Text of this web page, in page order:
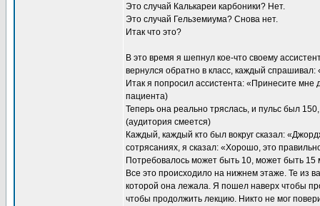
Это случай Калькареи карбоники? Нет.
Это случай Гельземиума? Снова нет.
Итак что это?
В это время я шепнул кое-что своему
вернулся обратно в класс, каждый спрашивал:
Итак я попросил ассистента: «Принесите
пациента)
Теперь она реально тряслась, и пульс был
(аудитория смеется)
Каждый, каждый кто был вокруг сказал:
сотрясаниях, я сказал: «Хорошо, это
Потребовалось может быть 10, может быть 15
Все это происходило на нижнем этаже. Те из
которой она лежала. Я пошел наверх чтобы
чтобы продолжить лекцию. Никто не мог